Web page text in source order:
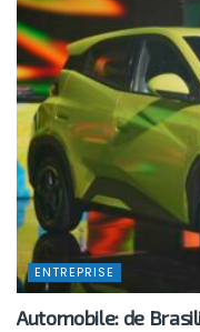
ENTREPRISE
Automobile: de